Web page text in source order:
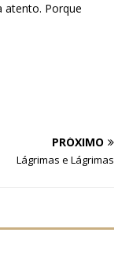
atento. Porque
PRÓXIMO
Lágrimas e Lágrimas